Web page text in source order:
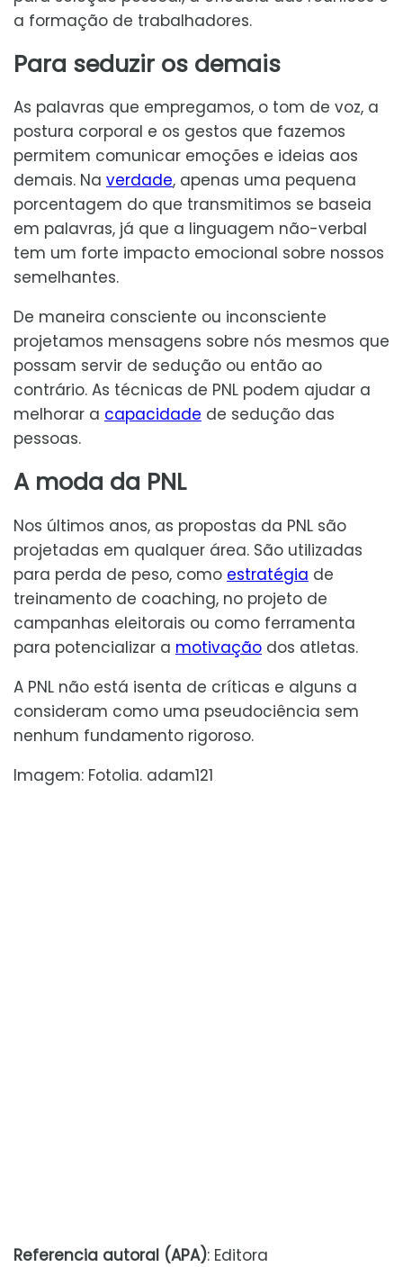
a formação de trabalhadores.
Para seduzir os demais
As palavras que empregamos, o tom de voz, a
postura corporal e os gestos que fazemos
permitem comunicar emoções e ideias aos
demais. Na verdade, apenas uma pequena
porcentagem do que transmitimos se baseia
em palavras, já que a linguagem não-verbal
tem um forte impacto emocional sobre nossos
semelhantes.
De maneira consciente ou inconsciente
projetamos mensagens sobre nós mesmos que
possam servir de sedução ou então ao
contrário. As técnicas de PNL podem ajudar a
melhorar a capacidade de sedução das
pessoas.
A moda da PNL
Nos últimos anos, as propostas da PNL são
projetadas em qualquer área. São utilizadas
para perda de peso, como estratégia de
treinamento de coaching, no projeto de
campanhas eleitorais ou como ferramenta
para potencializar a motivação dos atletas.
A PNL não está isenta de críticas e alguns a
consideram como uma pseudociência sem
nenhum fundamento rigoroso.
Imagem: Fotolia. adam121
Referencia autoral (APA): Editora